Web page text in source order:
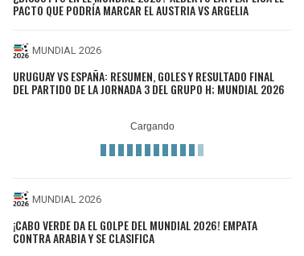
PACTO QUE PODRÍA MARCAR EL AUSTRIA VS ARGELIA
MUNDIAL 2026
URUGUAY VS ESPAÑA: RESUMEN, GOLES Y RESULTADO FINAL
DEL PARTIDO DE LA JORNADA 3 DEL GRUPO H; MUNDIAL 2026
MUNDIAL 2026
¡CABO VERDE DA EL GOLPE DEL MUNDIAL 2026! EMPATA
CONTRA ARABIA Y SE CLASIFICA